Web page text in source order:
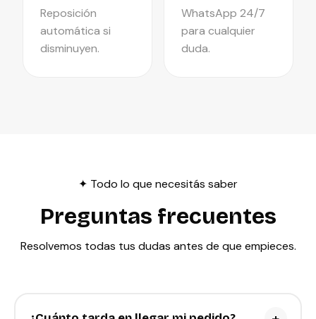
Reposición
automática si
disminuyen.
WhatsApp 24/7
para cualquier
duda.
✦ Todo lo que necesitás saber
Preguntas frecuentes
Resolvemos todas tus dudas antes de que empieces.